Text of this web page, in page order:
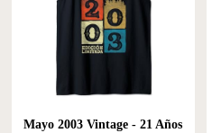
Mayo 2003 Vintage - 21 Años